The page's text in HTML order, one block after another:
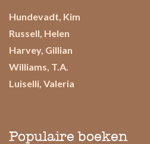
Hundevadt, Kim
Russell, Helen
Harvey, Gillian
Williams, T.A.
Luiselli, Valeria
Populaire boeken